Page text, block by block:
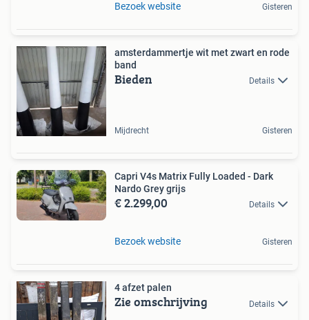
Bezoek website Gisteren
amsterdammertje wit met zwart en rode
band
Bieden Details
Mijdrecht Gisteren
Capri V4s Matrix Fully Loaded - Dark
Nardo Grey grijs
€ 2.299,00 Details
Bezoek website Gisteren
4 afzet palen
Zie omschrijving Details